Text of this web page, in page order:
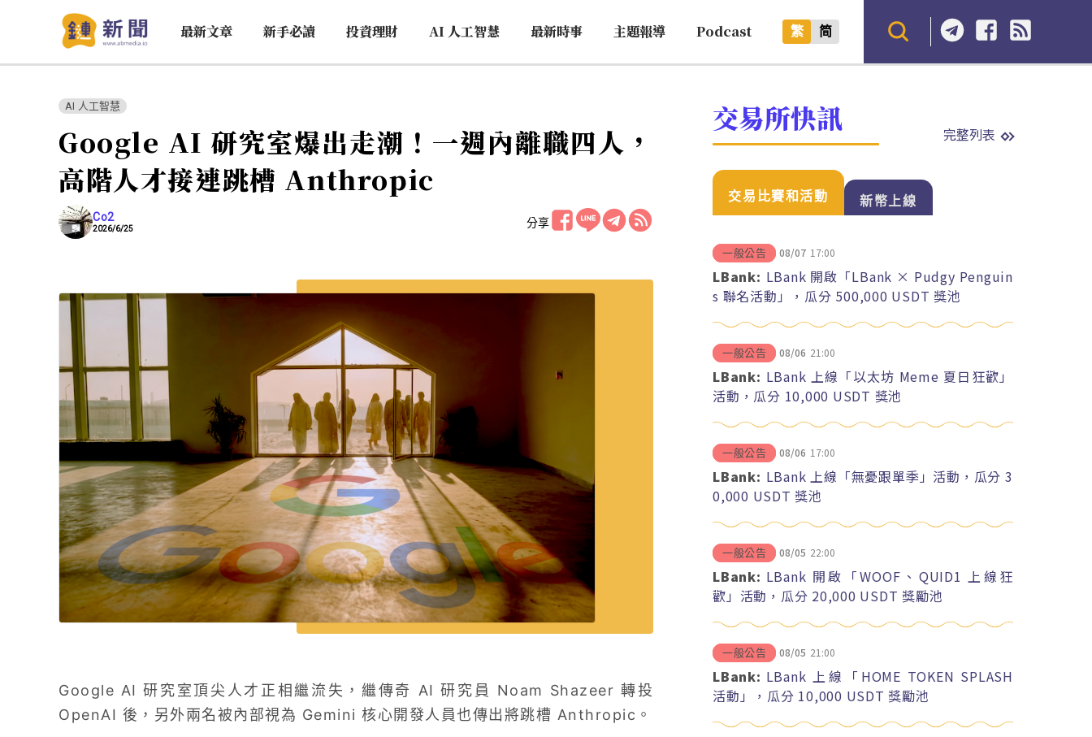
最新文章 新手必讀 投資理財 AI 人工智慧 最新時事 主題報導 Podcast 繁 简
AI 人工智慧
Google AI 研究室爆出走潮！一週內離職四人，
高階人才接連跳槽 Anthropic
Co2
2026/6/25 分享
Google AI 研究室頂尖人才正相繼流失，繼傳奇 AI 研究員 Noam Shazeer 轉投
OpenAI 後，另外兩名被內部視為 Gemini 核心開發人員也傳出將跳槽 Anthropic。
交易所快訊 完整列表
交易比賽和活動 新幣上線
一般公告 08/07 17:00
LBank: LBank 開啟「LBank × Pudgy Penguin
s 聯名活動」，瓜分 500,000 USDT 獎池
一般公告 08/06 21:00
LBank: LBank 上線「以太坊 Meme 夏日狂歡」
活動，瓜分 10,000 USDT 獎池
一般公告 08/06 17:00
LBank: LBank 上線「無憂跟單季」活動，瓜分 3
0,000 USDT 獎池
一般公告 08/05 22:00
LBank: LBank 開啟「WOOF、QUID1 上線狂
歡」活動，瓜分 20,000 USDT 獎勵池
一般公告 08/05 21:00
LBank: LBank 上線「HOME TOKEN SPLASH
活動」，瓜分 10,000 USDT 獎勵池